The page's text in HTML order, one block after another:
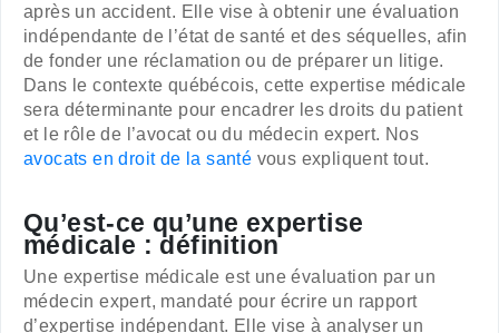
après un accident. Elle vise à obtenir une évaluation
indépendante de l’état de santé et des séquelles, afin
de fonder une réclamation ou de préparer un litige.
Dans le contexte québécois, cette expertise médicale
sera déterminante pour encadrer les droits du patient
et le rôle de l’avocat ou du médecin expert. Nos
avocats en droit de la santé vous expliquent tout.
Qu’est-ce qu’une expertise
médicale : définition
Une expertise médicale est une évaluation par un
médecin expert, mandaté pour écrire un rapport
d’expertise indépendant. Elle vise à analyser un